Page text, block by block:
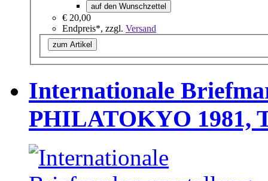
auf den Wunschzettel
€ 20,00
Endpreis*, zzgl. Versand
zum Artikel
Internationale
PHILATOKYO 1981,